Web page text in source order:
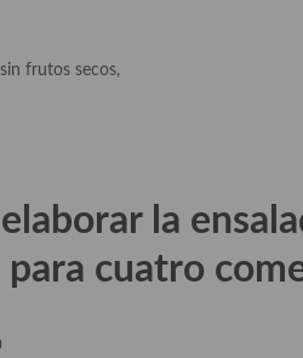
frutos secos,
la
cuatro